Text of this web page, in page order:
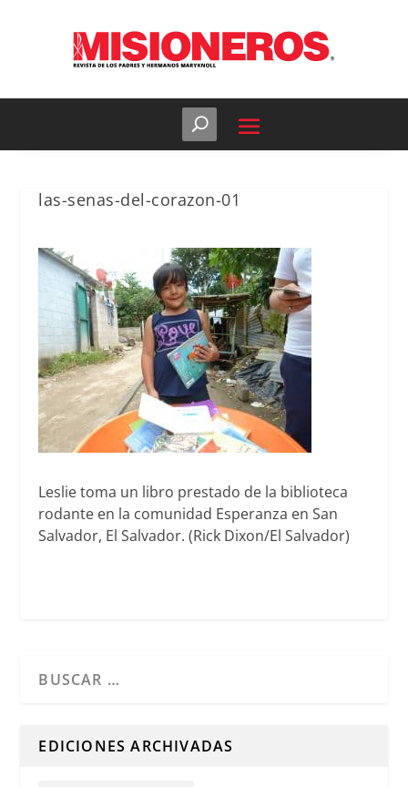
las-senas-del-corazon-01
Leslie toma un libro prestado de la biblioteca
rodante en la comunidad Esperanza en San
Salvador, El Salvador. (Rick Dixon/El Salvador)
EDICIONES ARCHIVADAS